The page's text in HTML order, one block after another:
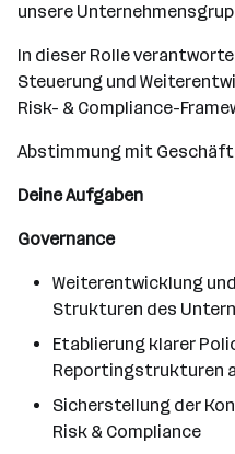
unsere
In dieser Rolle
Steuerung und
Risk- & Compliance-
Abstimmung mit
Deine Aufgaben
Governance
Weiterentwicklung
Strukturen des
Etablierung klarer
Reportingstrukturen
Sicherstellung der
Risk & Compliance